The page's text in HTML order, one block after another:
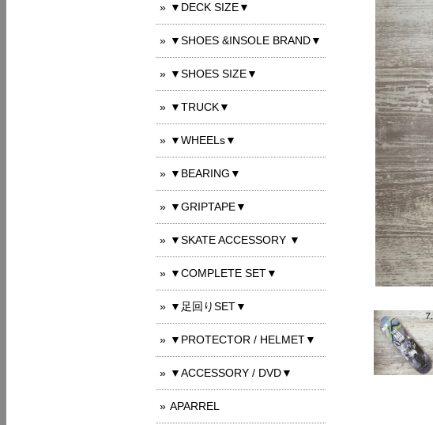
▼DECK SIZE▼
▼SHOES &INSOLE BRAND▼
▼SHOES SIZE▼
▼TRUCK▼
▼WHEELs▼
▼BEARING▼
▼GRIPTAPE▼
▼SKATE ACCESSORY ▼
▼COMPLETE SET▼
▼足回りSET▼
▼PROTECTOR / HELMET▼
▼ACCESSORY / DVD▼
APARREL